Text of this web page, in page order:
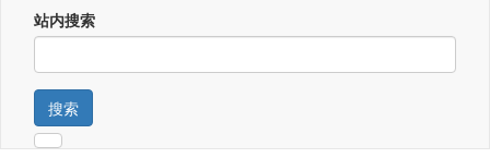
站内搜索
搜索